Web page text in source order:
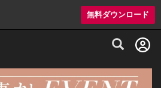
無料ダウンロード
グルメ情報・プレミアムレストラン予約